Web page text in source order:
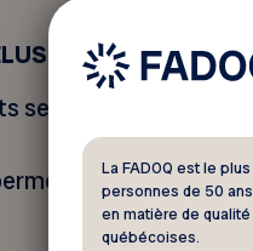
Santé :
selon votre emploi du
de gagner
La FADOQ est le
personnes de 50
en matière de
québécoises.